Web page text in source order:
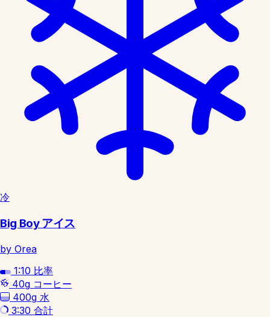
冷
Big Boy アイス
by Orea
1:10 比率
40g コーヒー
400g 水
3:30 合計